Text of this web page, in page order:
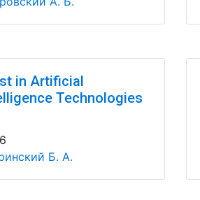
in Artificial
Technologies
Б. А.